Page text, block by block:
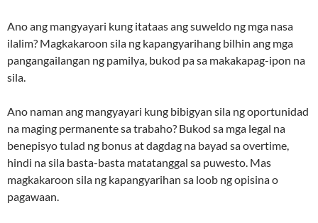
Ano ang mangyayari kung itataas ang suweldo ng mga nasa
ilalim? Magkakaroon sila ng kapangyarihang bilhin ang mga
pangangailangan ng pamilya, bukod pa sa makakapag-ipon na
sila.
Ano naman ang mangyayari kung bibigyan sila ng oportunidad
na maging permanente sa trabaho? Bukod sa mga legal na
benepisyo tulad ng bonus at dagdag na bayad sa overtime,
hindi na sila basta-basta matatanggal sa puwesto. Mas
magkakaroon sila ng kapangyarihan sa loob ng opisina o
pagawaan.